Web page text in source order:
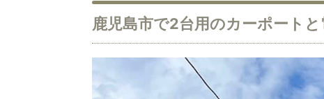
鹿児島市で2台用のカーポート